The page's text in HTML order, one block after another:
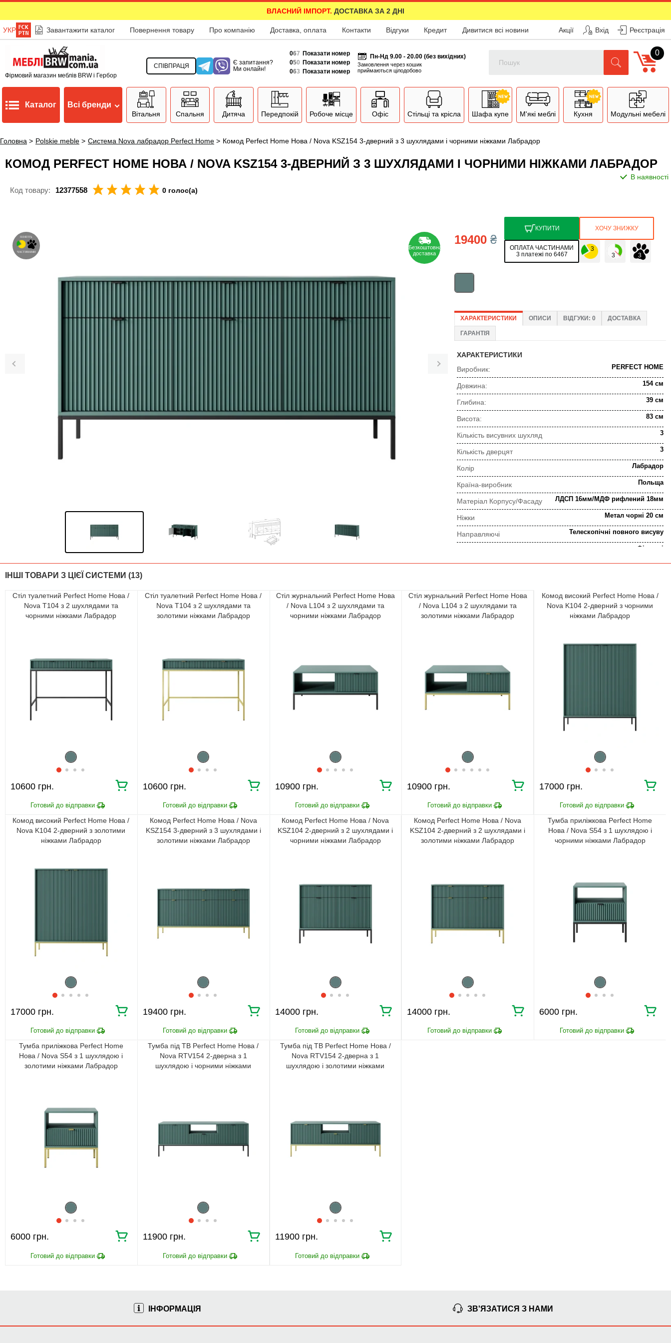
ВЛАСНИЙ ІМПОРТ. ДОСТАВКА ЗА 2 ДНІ
УКР Завантажити каталог Повернення товару Про компанію Доставка, оплата Контакти Відгуки Кредит Дивитися всі новини Акції Вхід Реєстрація
Фірмовий магазин меблів BRW і Гербор
СПІВПРАЦЯ
Є запитання?
Ми онлайн!
067 Показати номер
050 Показати номер
063 Показати номер
Пн-Нд 9.00 - 20.00 (без вихідних)
Замовлення через кошик
приймаються цілодобово
0
Каталог Всі бренди
Вітальня Спальня Дитяча Передпокій Робоче місце Офіс Стільці та крісла Шафа купе М'які меблі Кухня Модульні мебелі
Головна > Polskie meble > Система Nova лабрадор Perfect Home > Комод Perfect Home Нова / Nova KSZ154 3-дверний з 3 шухлядами і чорними ніжками Лабрадор
КОМОД PERFECT HOME НОВА / NOVA KSZ154 3-ДВЕРНИЙ З 3 ШУХЛЯДАМИ І ЧОРНИМИ НІЖКАМИ ЛАБРАДОР
Код товару: 12377558 0 голос(а)
19400₴
КУПИТИ ХОЧУ ЗНИЖКУ
ОПЛАТА ЧАСТИНАМИ
3 платежі по 6467
ХАРАКТЕРИСТИКИ ОПИСИ ВІДГУКИ: 0 ДОСТАВКА
ГАРАНТІЯ
ХАРАКТЕРИСТИКИ
Виробник:
PERFECT HOME
Довжина: 154 см
Глибина: 39 см
Висота: 83 см
Кількість висувних шухляд 3
Кількість дверцят 3
Колір Лабрадор
Країна-виробник Польща
Матеріал Корпусу/Фасаду ЛДСП 16мм/МДФ рифлений 18мм
Ніжки Метал чорні 20 см
Направляючі Телескопічні повного висуву
Фірмові
Метал чорні
Тип Білизняні комоди
Попередня консультація
Доставка додому
меблів.
ЧОМУ КУПУЮТЬ НА
СМАК
ДОСТАВКА ЗА 2 ДНІ
СПЛАЧУЙ АВАНС, А
РЕШТУ ПРИ
ПЛАТИ ЧАСТИНАМИ
ІНШІ ТОВАРИ З ЦІЄЇ СИСТЕМИ (13)
Стіл туалетний Perfect Home Нова /
Nova T104 з 2 шухлядами та
чорними ніжками Лабрадор
10600 грн.
Стіл туалетний Perfect Home Нова /
Nova T104 з 2 шухлядами та
золотими ніжками Лабрадор
10600 грн.
Стіл журнальний Perfect Home Нова
/ Nova L104 з 2 шухлядами та
чорними ніжками Лабрадор
10900 грн.
Стіл журнальний Perfect Home Нова
/ Nova L104 з 2 шухлядами та
золотими ніжками Лабрадор
10900 грн.
Комод високий Perfect Home Нова /
Nova K104 2-дверний з чорними
ніжками Лабрадор
17000 грн.
Комод високий Perfect Home Нова /
Nova K104 2-дверний з золотими
ніжками Лабрадор
17000 грн.
Комод Perfect Home Нова / Nova
KSZ154 3-дверний з 3 шухлядами і
золотими ніжками Лабрадор
19400 грн.
Комод Perfect Home Нова / Nova
KSZ104 2-дверний з 2 шухлядами і
чорними ніжками Лабрадор
14000 грн.
Комод Perfect Home Нова / Nova
KSZ104 2-дверний з 2 шухлядами і
золотими ніжками Лабрадор
14000 грн.
Тумба приліжкова Perfect Home
Нова / Nova S54 з 1 шухлядою і
чорними ніжками Лабрадор
6000 грн.
Тумба приліжкова Perfect Home
Нова / Nova S54 з 1 шухлядою і
золотими ніжками Лабрадор
6000 грн.
Тумба під ТВ Perfect Home Нова /
Nova RTV154 2-дверна з 1
шухлядою і чорними ніжками
11900 грн.
Тумба під ТВ Perfect Home Нова /
Nova RTV154 2-дверна з 1
шухлядою і золотими ніжками
11900 грн.
ІНФОРМАЦІЯ ЗВ'ЯЗАТИСЯ З НАМИ